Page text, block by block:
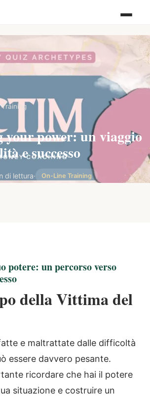
Training
your power: un viaggio
e successo
di lettura· On-Line Training
potere: un percorso verso
della Vittima del
e maltrattate dalle difficoltà
essere davvero pesante.
ricordare che hai il potere
situazione e costruire un